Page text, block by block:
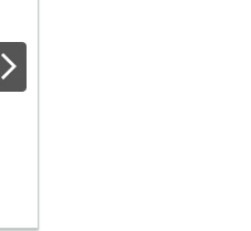
み、そして諦めかけて
いたキー連動格納ミラ
ー（純正...